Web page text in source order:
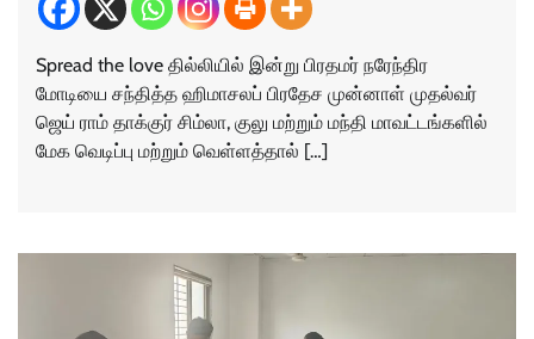
Spread the love தில்லியில் இன்று பிரதமர் நரேந்திர
மோடியை சந்தித்த ஹிமாசலப் பிரதேச முன்னாள் முதல்வர்
ஜெய் ராம் தாக்குர் சிம்லா, குலு மற்றும் மந்தி மாவட்டங்களில்
மேக வெடிப்பு மற்றும் வெள்ளத்தால் […]